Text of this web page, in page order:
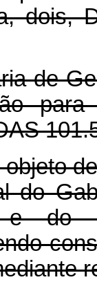
dois,
do
e do